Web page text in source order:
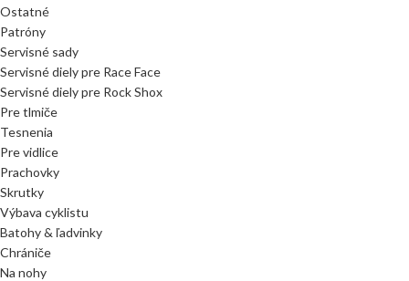
Ostatné
Patróny
Servisné sady
Servisné diely pre Race Face
Servisné diely pre Rock Shox
Pre tlmiče
Tesnenia
Pre vidlice
Prachovky
Skrutky
Výbava cyklistu
Batohy & ľadvinky
Chrániče
Na nohy